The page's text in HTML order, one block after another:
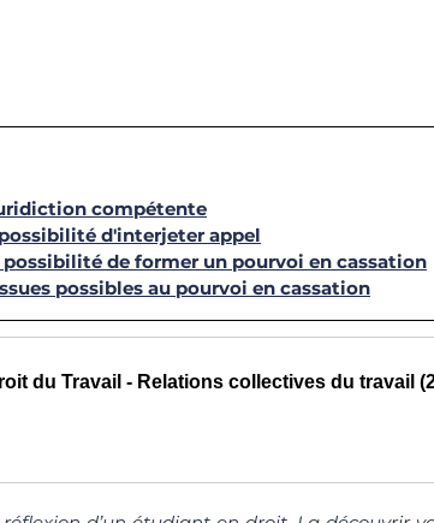
compétente
d'interjeter appel
de former un pourvoi en cassation
possibles au pourvoi en cassation
du Travail - Relations collectives du travail